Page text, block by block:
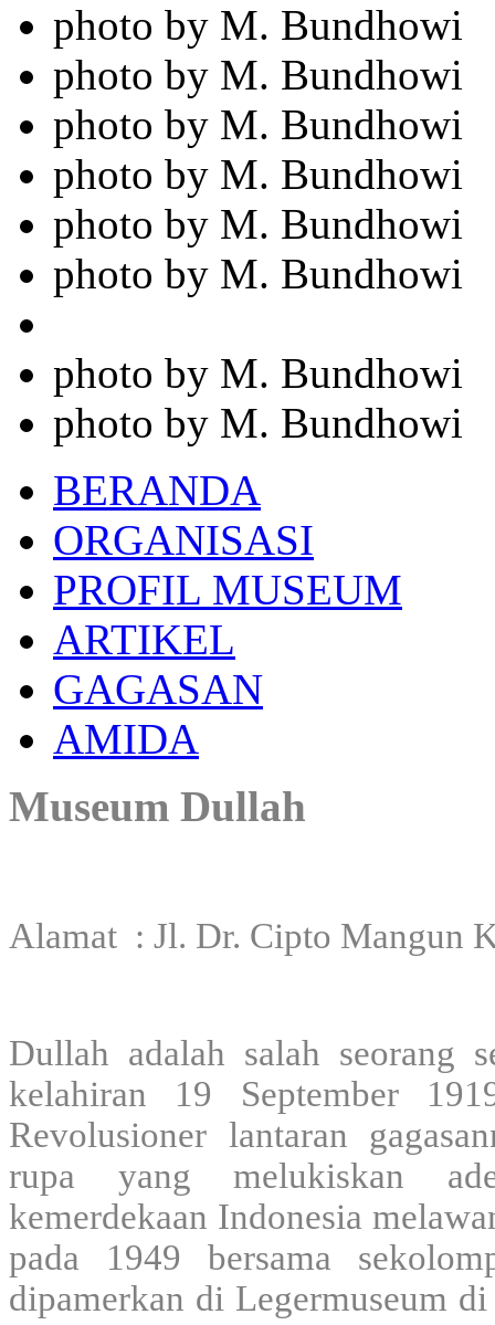
photo by M. Bundhowi
photo by M. Bundhowi
photo by M. Bundhowi
photo by M. Bundhowi
photo by M. Bundhowi
photo by M. Bundhowi
photo by M. Bundhowi
photo by M. Bundhowi
BERANDA
ORGANISASI
PROFIL MUSEUM
ARTIKEL
GAGASAN
AMIDA
Museum Dullah
Alamat : Jl. Dr. Cipto Mangun
Dullah adalah salah seorang
kelahiran 19 September
Revolusioner lantaran
rupa yang melukiskan
kemerdekaan Indonesia
pada 1949 bersama
dipamerkan di Legermuseum